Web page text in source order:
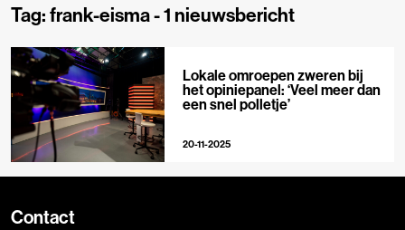
Tag: frank-eisma -1 nieuwsbericht
Lokale omroepen zweren bij
het opiniepanel: ‘Veel meer dan
een snel polletje’
20-11-2025
Contact